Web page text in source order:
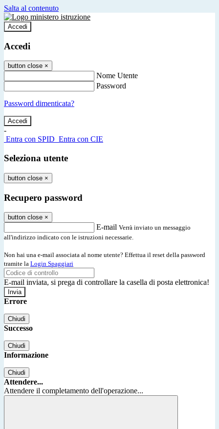
Salta al contenuto
Accedi
Accedi
button close ×
Nome Utente
Password
Password dimenticata?
-
Entra con SPID Entra con CIE
Seleziona utente
button close ×
Recupero password
button close ×
E-mail Verrà inviato un messaggio
all'indirizzo indicato con le istruzioni necessarie.
Non hai una e-mail associata al nome utente? Effettua il reset della password
tramite la Login Spaggiari
E-mail inviata, si prega di controllare la casella di posta elettronica!
Errore
Chiudi
Successo
Chiudi
Informazione
Chiudi
Attendere...
Attendere il completamento dell'operazione...